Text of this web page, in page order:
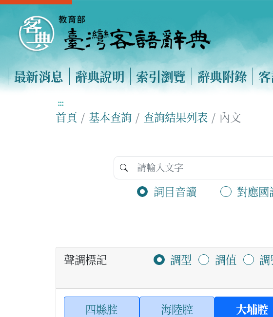
最新消息 辭典說明 索引瀏覽 辭典附錄
:::
首頁 基本查詢 查詢結果列表 內文
詞目音讀 對應國
聲調標記 調型 調值
四縣腔 海陸腔 大埔腔